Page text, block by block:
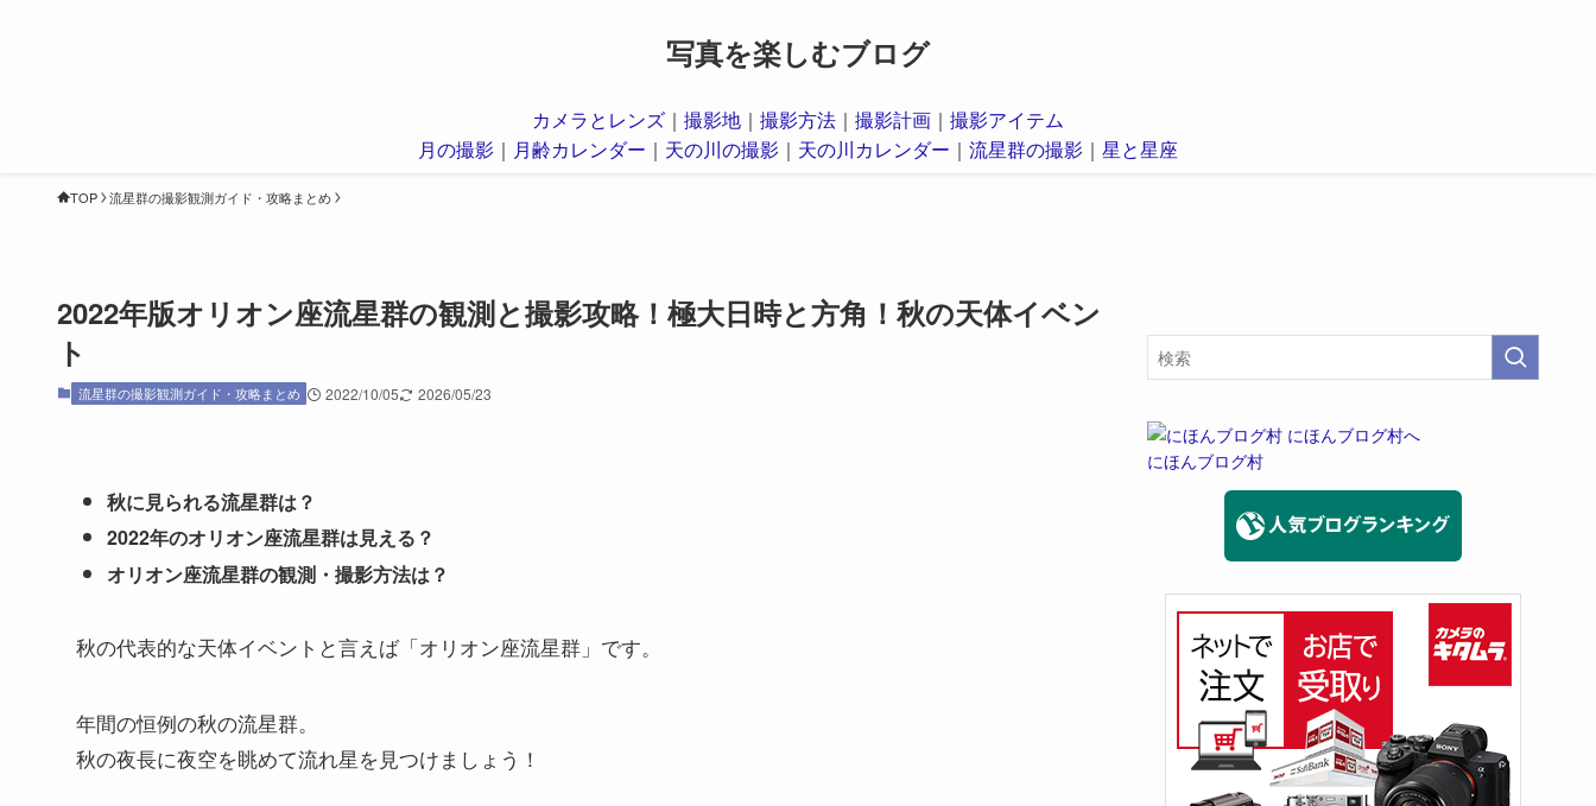
写真を楽しむブログ
カメラとレンズ ｜ 撮影地 ｜ 撮影方法 ｜ 撮影計画 ｜ 撮影アイテム
月の撮影 ｜ 月齢カレンダー ｜ 天の川の撮影 ｜ 天の川カレンダー ｜ 流星群の撮影 ｜ 星と星座
TOP 流星群の撮影観測ガイド・攻略まとめ
2022年版オリオン座流星群の観測と撮影攻略！極大日時と方角！秋の天体イベン
ト
流星群の撮影観測ガイド・攻略まとめ 2022/10/05 2026/05/23
秋に見られる流星群は？
2022年のオリオン座流星群は見える？
オリオン座流星群の観測・撮影方法は？
秋の代表的な天体イベントと言えば「オリオン座流星群」です。
年間の恒例の秋の流星群。
秋の夜長に夜空を眺めて流れ星を見つけましょう！
にほんブログ村